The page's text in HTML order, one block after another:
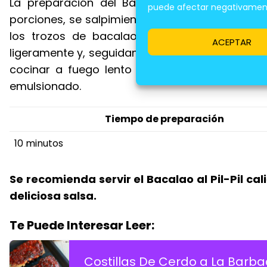
puede afectar
ACEPTAR
porciones, se salpimienta y se fríe en una
los trozos de bacalao y se añaden los
ligeramente y, seguidamente, se incorpora el
cocinar a fuego lento durante unos
emulsionado.
Tiempo de preparación
10 minutos
Se recomienda servir el Bacalao al Pil-Pil
deliciosa salsa.
Te Puede Interesar Leer:
Costillas De Cerdo a La